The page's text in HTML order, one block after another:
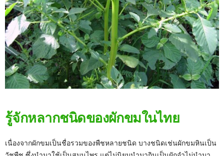
รู้จักหลากชนิดของผักขมในไทย
เนื่องจากผักขมเป็นชื่อรวมของพืชหลายชนิด บางชนิดเช่นผักขมหินเป็น